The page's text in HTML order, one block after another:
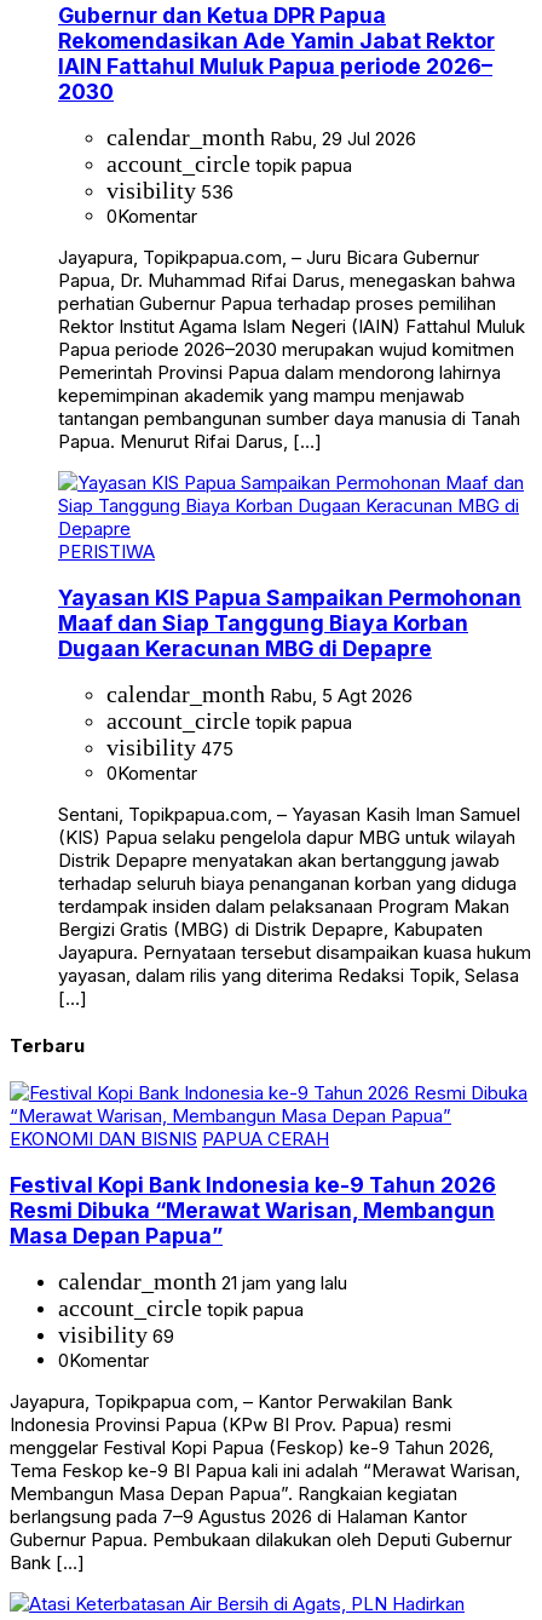
Gubernur dan Ketua DPR Papua
Rekomendasikan Ade Yamin Jabat Rektor
IAIN Fattahul Muluk Papua periode 2026–
2030
calendar_month Rabu, 29 Jul 2026
account_circle topik papua
visibility 536
0Komentar
Jayapura, Topikpapua.com, – Juru Bicara Gubernur
Papua, Dr. Muhammad Rifai Darus, menegaskan bahwa
perhatian Gubernur Papua terhadap proses pemilihan
Rektor Institut Agama Islam Negeri (IAIN) Fattahul Muluk
Papua periode 2026–2030 merupakan wujud komitmen
Pemerintah Provinsi Papua dalam mendorong lahirnya
kepemimpinan akademik yang mampu menjawab
tantangan pembangunan sumber daya manusia di Tanah
Papua. Menurut Rifai Darus, […]
PERISTIWA
Yayasan KIS Papua Sampaikan Permohonan
Maaf dan Siap Tanggung Biaya Korban
Dugaan Keracunan MBG di Depapre
calendar_month Rabu, 5 Agt 2026
account_circle topik papua
visibility 475
0Komentar
Sentani, Topikpapua.com, – Yayasan Kasih Iman Samuel
(KIS) Papua selaku pengelola dapur MBG untuk wilayah
Distrik Depapre menyatakan akan bertanggung jawab
terhadap seluruh biaya penanganan korban yang diduga
terdampak insiden dalam pelaksanaan Program Makan
Bergizi Gratis (MBG) di Distrik Depapre, Kabupaten
Jayapura. Pernyataan tersebut disampaikan kuasa hukum
yayasan, dalam rilis yang diterima Redaksi Topik, Selasa
[…]
Terbaru
EKONOMI DAN BISNIS PAPUA CERAH
Festival Kopi Bank Indonesia ke-9 Tahun 2026
Resmi Dibuka “Merawat Warisan, Membangun
Masa Depan Papua”
calendar_month 21 jam yang lalu
account_circle topik papua
visibility 69
0Komentar
Jayapura, Topikpapua com, – Kantor Perwakilan Bank
Indonesia Provinsi Papua (KPw BI Prov. Papua) resmi
menggelar Festival Kopi Papua (Feskop) ke-9 Tahun 2026,
Tema Feskop ke-9 BI Papua kali ini adalah “Merawat Warisan,
Membangun Masa Depan Papua”. Rangkaian kegiatan
berlangsung pada 7–9 Agustus 2026 di Halaman Kantor
Gubernur Papua. Pembukaan dilakukan oleh Deputi Gubernur
Bank […]